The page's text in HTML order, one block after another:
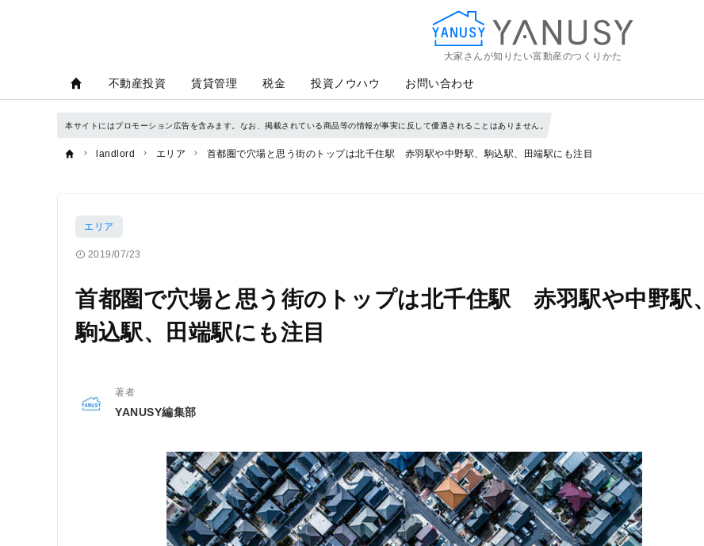
大家さんが知りたい富動産のつくりかた
不動産投資 賃貸管理 税金 投資ノウハウ お問い合わせ
本サイトにはプロモーション広告を含みます。なお、掲載されている商品等の情報が事実に反して優遇されることはありません。
landlord エリア 首都圏で穴場と思う街のトップは北千住駅 赤羽駅や中野駅、駒込駅、田端駅にも注目
エリア
2019/07/23
首都圏で穴場と思う街のトップは北千住駅 赤羽駅や中野駅、
駒込駅、田端駅にも注目
著者
YANUSY編集部